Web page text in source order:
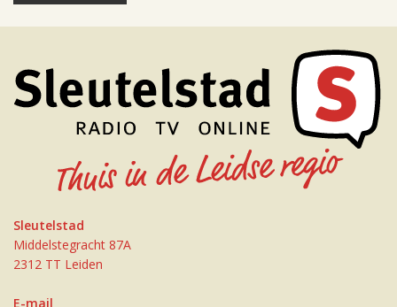
Sleutelstad
Middelstegracht 87A
2312 TT Leiden
E-mail